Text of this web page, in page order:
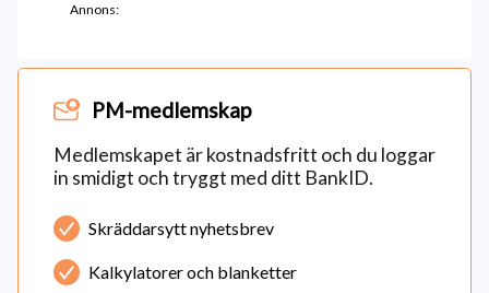
Annons:
PM-medlemskap
Medlemskapet är kostnadsfritt och du loggar
in smidigt och tryggt med ditt BankID.
Skräddarsytt nyhetsbrev
Kalkylatorer och blanketter